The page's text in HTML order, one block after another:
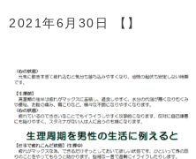
2021年6月30日 【】